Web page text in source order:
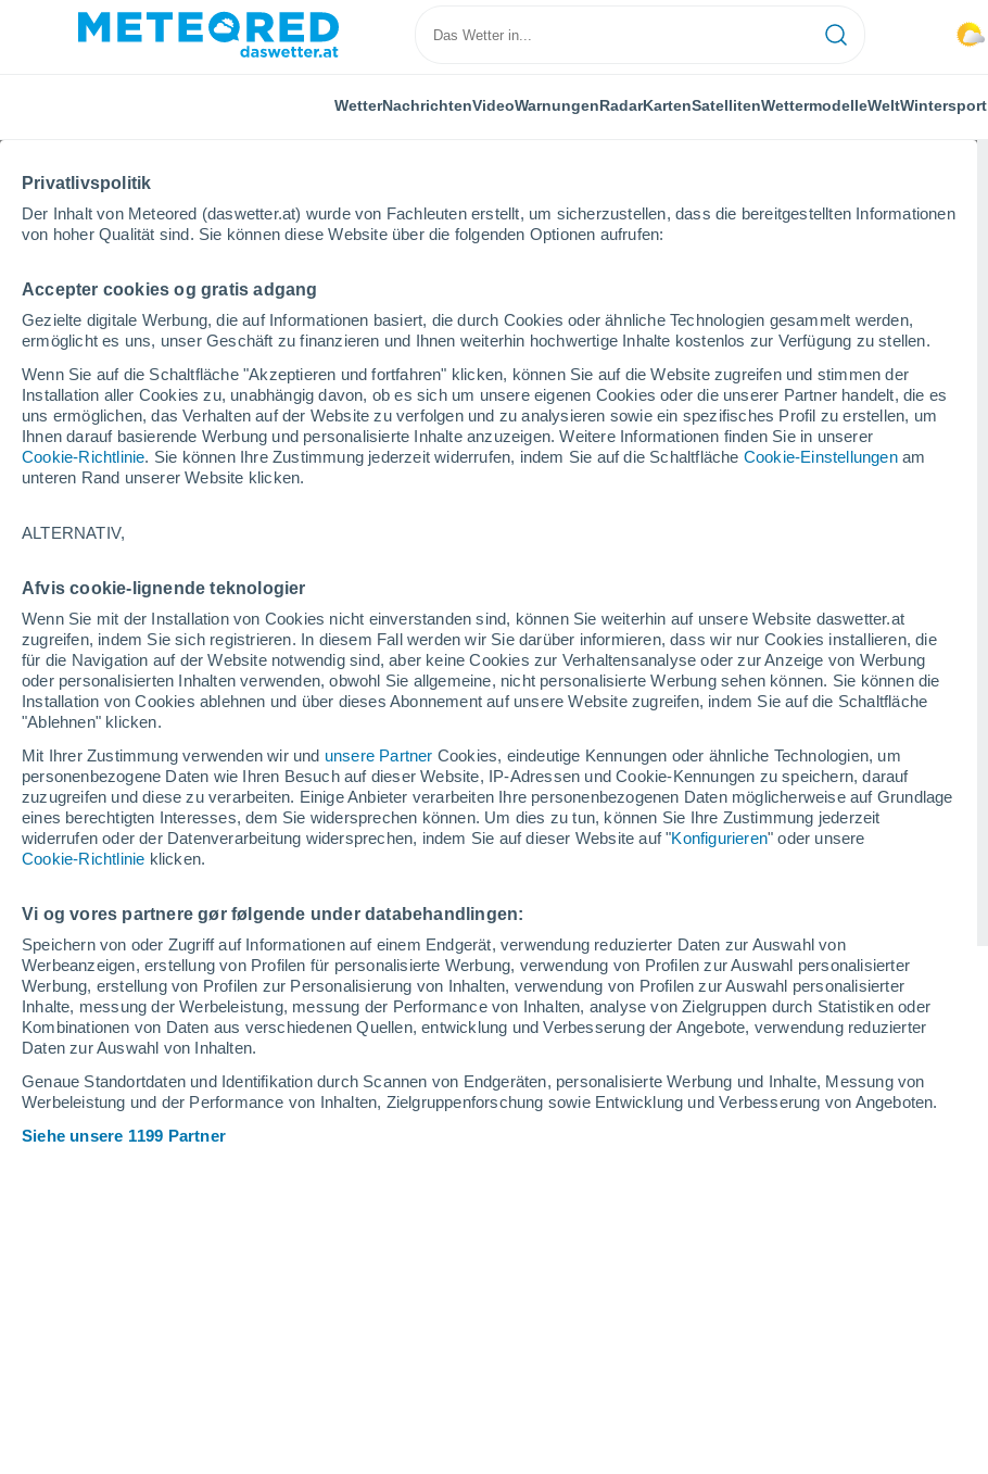
Privatlivspolitik
Der Inhalt von Meteored (daswetter.at) wurde von Fachleuten erstellt, um sicherzustellen, dass die bereitgestellten Informationen
von hoher Qualität sind. Sie können diese Website über die folgenden Optionen aufrufen:
Accepter cookies og gratis adgang
Gezielte digitale Werbung, die auf Informationen basiert, die durch Cookies oder ähnliche Technologien gesammelt werden,
ermöglicht es uns, unser Geschäft zu finanzieren und Ihnen weiterhin hochwertige Inhalte kostenlos zur Verfügung zu stellen.
Wenn Sie auf die Schaltfläche "Akzeptieren und fortfahren" klicken, können Sie auf die Website zugreifen und stimmen der
Installation aller Cookies zu, unabhängig davon, ob es sich um unsere eigenen Cookies oder die unserer Partner handelt, die es
uns ermöglichen, das Verhalten auf der Website zu verfolgen und zu analysieren sowie ein spezifisches Profil zu erstellen, um
Ihnen darauf basierende Werbung und personalisierte Inhalte anzuzeigen. Weitere Informationen finden Sie in unserer
Cookie-Richtlinie. Sie können Ihre Zustimmung jederzeit widerrufen, indem Sie auf die Schaltfläche Cookie-Einstellungenam
unteren Rand unserer Website klicken.
ALTERNATIV,
Afvis cookie-lignende teknologier
Wenn Sie mit der Installation von Cookies nicht einverstanden sind, können Sie weiterhin auf unsere Website daswetter.at
zugreifen, indem Sie sich registrieren. In diesem Fall werden wir Sie darüber informieren, dass wir nur Cookies installieren, die
für die Navigation auf der Website notwendig sind, aber keine Cookies zur Verhaltensanalyse oder zur Anzeige von Werbung
oder personalisierten Inhalten verwenden, obwohl Sie allgemeine, nicht personalisierte Werbung sehen können. Sie können die
Installation von Cookies ablehnen und über dieses Abonnement auf unsere Website zugreifen, indem Sie auf die Schaltfläche
"Ablehnen" klicken.
Mit Ihrer Zustimmung verwenden wir und unsere Partner Cookies, eindeutige Kennungen oder ähnliche Technologien, um
personenbezogene Daten wie Ihren Besuch auf dieser Website, IP-Adressen und Cookie-Kennungen zu speichern, darauf
zuzugreifen und diese zu verarbeiten. Einige Anbieter verarbeiten Ihre personenbezogenen Daten möglicherweise auf Grundlage
eines berechtigten Interesses, dem Sie widersprechen können. Um dies zu tun, können Sie Ihre Zustimmung jederzeit
widerrufen oder der Datenverarbeitung widersprechen, indem Sie auf dieser Website auf "Konfigurieren" oder unsere
Cookie-Richtlinie klicken.
Vi og vores partnere gør følgende under databehandlingen:
Speichern von oder Zugriff auf Informationen auf einem Endgerät, verwendung reduzierter Daten zur Auswahl von
Werbeanzeigen, erstellung von Profilen für personalisierte Werbung, verwendung von Profilen zur Auswahl personalisierter
Werbung, erstellung von Profilen zur Personalisierung von Inhalten, verwendung von Profilen zur Auswahl personalisierter
Inhalte, messung der Werbeleistung, messung der Performance von Inhalten, analyse von Zielgruppen durch Statistiken oder
Kombinationen von Daten aus verschiedenen Quellen, entwicklung und Verbesserung der Angebote, verwendung reduzierter
Daten zur Auswahl von Inhalten.
Genaue Standortdaten und Identifikation durch Scannen von Endgeräten, personalisierte Werbung und Inhalte, Messung von
Werbeleistung und der Performance von Inhalten, Zielgruppenforschung sowie Entwicklung und Verbesserung von Angeboten.
Siehe unsere 1199 Partner
WetterNachrichtenVideoWarnungenRadarKartenSatellitenWettermodelleWeltWintersport
Home Schweiz Valais Eischoll
Eischoll
Eröffnung
139 fehlende Tage
Geschlossen
Heute
8. Aug
Morgen
9. Aug
Montag
10. Aug
Schneebericht heute
Pisten nach
Schwierigkeitsgrad
0 1 5 1
befahrbare Pistenkilometer 0 / 15
Offene Pisten 0 / 7
Schneeverhältnisse
Schneehöhe iauf dem Berg
Schneebeschaffenheit im Tal
Schneehöhe.